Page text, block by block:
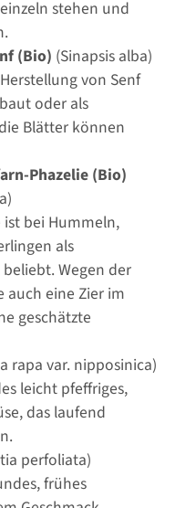
stehen und
(Bio) (Sinapsis alba)
von Senf
oder als
Blätter können
Phazelie (Bio)
ist bei Hummeln,
als
Wegen der
auch eine Zier im
geschätzte
rapa var. nipposinica)
leicht pfeffriges,
das laufend
perfoliata)
frühes